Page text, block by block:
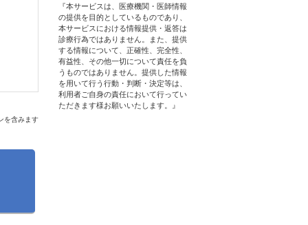
を含みます
『本サービスは、医療機関・医師情報
の提供を目的としているものであり、
本サービスにおける情報提供・返答は
診療行為ではありません。また、提供
する情報について、正確性、完全性、
有益性、その他一切について責任を負
うものではありません。提供した情報
を用いて行う行動・判断・決定等は、
利用者ご自身の責任において行ってい
ただきます様お願いいたします。』